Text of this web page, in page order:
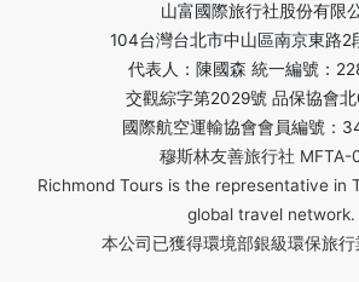
山富國際旅行社股份有限
104台灣台北市中山區南京東路2
代表人：陳國森 統一編號：
交觀綜字第2029號 品保協會
國際航空運輸協會會員編號：
穆斯林友善旅行社 MFTA-
Richmond Tours is the representative in
global travel network.
本公司已獲得環境部銀級環保旅